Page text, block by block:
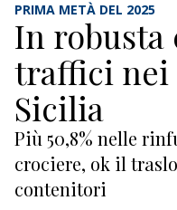
RICERCA
ECONOMIA
TURISMO
CULTURA
NAUTICA
PRIMA METÀ DEL 2025
In robusta
traffici nei
Sicilia
Più 50,8% nelle
crociere, ok il
contenitori